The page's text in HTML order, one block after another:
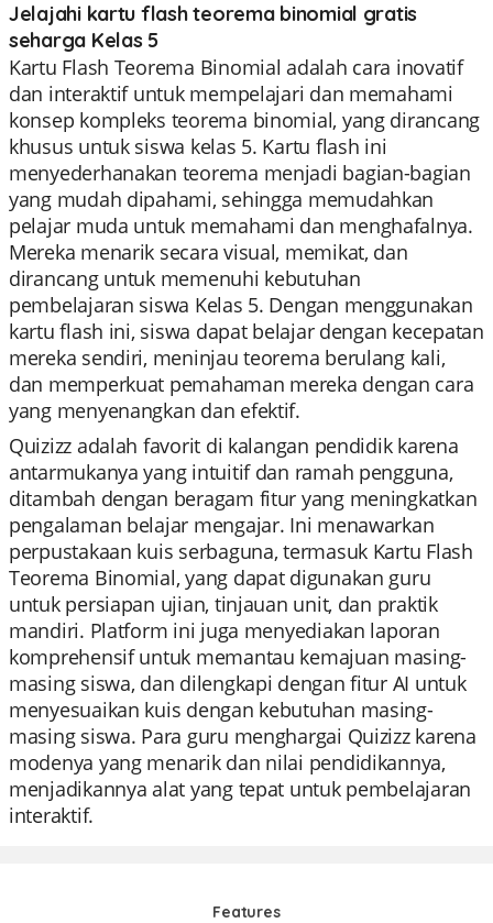
Jelajahi kartu flash teorema binomial gratis
seharga Kelas 5
Kartu Flash Teorema Binomial adalah cara inovatif
dan interaktif untuk mempelajari dan memahami
konsep kompleks teorema binomial, yang dirancang
khusus untuk siswa kelas 5. Kartu flash ini
menyederhanakan teorema menjadi bagian-bagian
yang mudah dipahami, sehingga memudahkan
pelajar muda untuk memahami dan menghafalnya.
Mereka menarik secara visual, memikat, dan
dirancang untuk memenuhi kebutuhan
pembelajaran siswa Kelas 5. Dengan menggunakan
kartu flash ini, siswa dapat belajar dengan kecepatan
mereka sendiri, meninjau teorema berulang kali,
dan memperkuat pemahaman mereka dengan cara
yang menyenangkan dan efektif.
Quizizz adalah favorit di kalangan pendidik karena
antarmukanya yang intuitif dan ramah pengguna,
ditambah dengan beragam fitur yang meningkatkan
pengalaman belajar mengajar. Ini menawarkan
perpustakaan kuis serbaguna, termasuk Kartu Flash
Teorema Binomial, yang dapat digunakan guru
untuk persiapan ujian, tinjauan unit, dan praktik
mandiri. Platform ini juga menyediakan laporan
komprehensif untuk memantau kemajuan masing-
masing siswa, dan dilengkapi dengan fitur AI untuk
menyesuaikan kuis dengan kebutuhan masing-
masing siswa. Para guru menghargai Quizizz karena
modenya yang menarik dan nilai pendidikannya,
menjadikannya alat yang tepat untuk pembelajaran
interaktif.
Features